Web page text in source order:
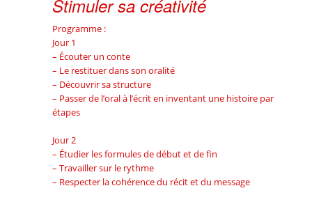
Stimuler sa créativité
Programme :
Jour 1
– Écouter un conte
– Le restituer dans son oralité
– Découvrir sa structure
– Passer de l’oral à l’écrit en inventant une histoire par
étapes
Jour 2
– Étudier les formules de début et de fin
– Travailler sur le rythme
– Respecter la cohérence du récit et du message